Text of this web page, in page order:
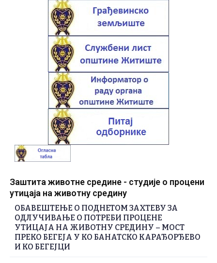
Заштита животне средине - студије о процени
утицаја на животну средину
ОБАВЕШТЕЊЕ О ПОДНЕТОМ ЗАХТЕВУ ЗА
ОДЛУЧИВАЊЕ О ПОТРЕБИ ПРОЦЕНЕ
УТИЦАЈА НА ЖИВОТНУ СРЕДИНУ – МОСТ
ПРЕКО БЕГЕЈА У КО БАНАТСКО КАРАЂОРЂЕВО
И КО БЕГЕЈЦИ